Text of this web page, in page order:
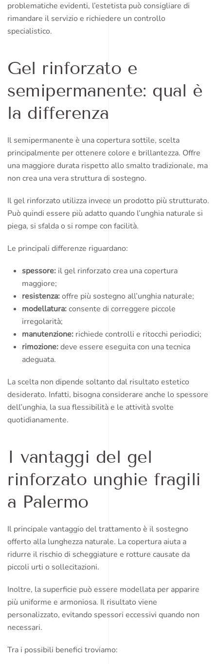
problematiche evidenti, l’estetista può consigliare di
rimandare il servizio e richiedere un controllo
specialistico.
Gel rinforzato e
semipermanente: qual è
la differenza
Il semipermanente è una copertura sottile, scelta
principalmente per ottenere colore e brillantezza. Offre
una maggiore durata rispetto allo smalto tradizionale, ma
non crea una vera struttura di sostegno.
Il gel rinforzato utilizza invece un prodotto più strutturato.
Può quindi essere più adatto quando l’unghia naturale si
piega, si sfalda o si rompe con facilità.
Le principali differenze riguardano:
spessore: il gel rinforzato crea una copertura
maggiore;
resistenza:offre più sostegno all’unghia naturale;
modellatura:consente di correggere piccole
irregolarità;
manutenzione: richiede controlli e ritocchi periodici;
rimozione:deve essere eseguita con una tecnica
adeguata.
La scelta non dipende soltanto dal risultato estetico
desiderato. Infatti, bisogna considerare anche lo spessore
dell’unghia, la sua flessibilità e le attività svolte
quotidianamente.
I vantaggi del gel
rinforzato unghie fragili
a Palermo
Il principale vantaggio del trattamento è il sostegno
offerto alla lunghezza naturale. La copertura aiuta a
ridurre il rischio di scheggiature e rotture causate da
piccoli urti o sollecitazioni.
Inoltre, la superficie può essere modellata per apparire
più uniforme e armoniosa. Il risultato viene
personalizzato, evitando spessori eccessivi quando non
necessari.
Tra i possibili benefici troviamo: